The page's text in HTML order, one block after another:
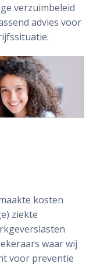
verzuimbeleid
advies voor
kosten
ziekte
waar wij
voor preventie